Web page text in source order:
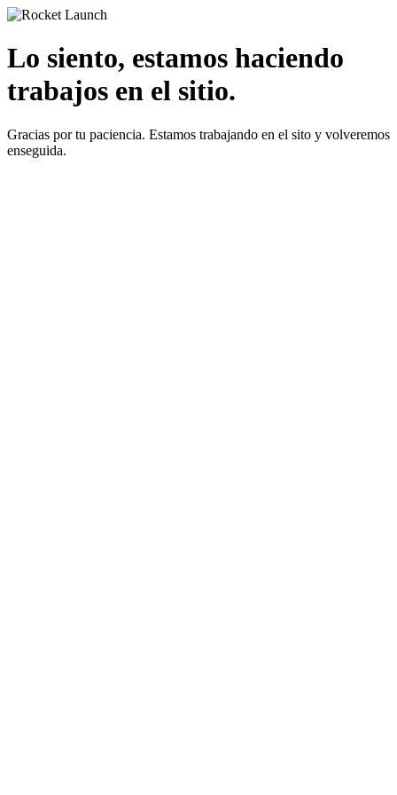
Lo siento, estamos haciendo
trabajos en el sitio.
Gracias por tu paciencia. Estamos trabajando en el sito y volveremos
enseguida.